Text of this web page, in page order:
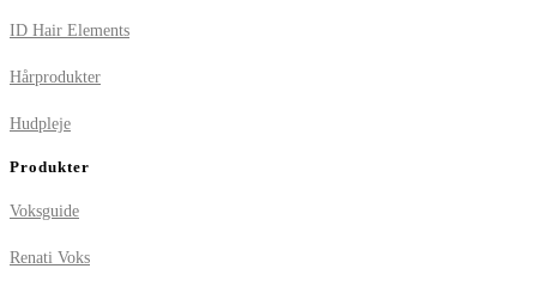
ID Hair Elements
Hårprodukter
Hudpleje
Produkter
Voksguide
Renati Voks